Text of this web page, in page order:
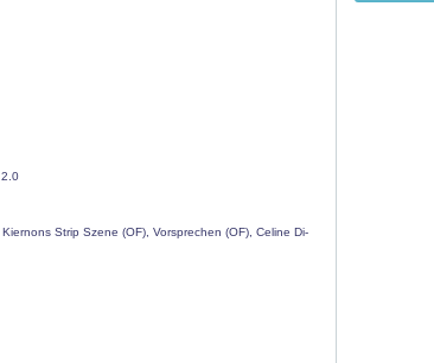
2.0
Strip Szene (OF), Vorsprechen (OF), Celine Di-